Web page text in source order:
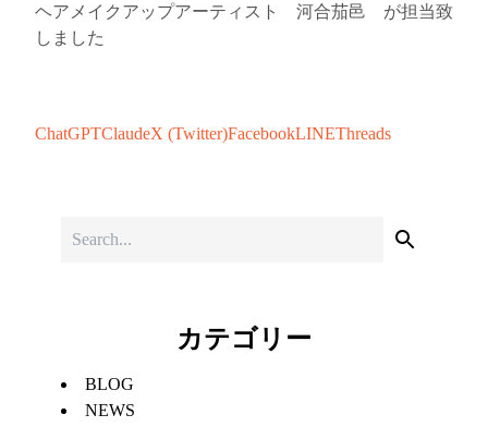
ヘアメイクアップアーティスト 河合茄邑 が担当致
しました
ChatGPTClaudeX (Twitter)FacebookLINEThreads
カテゴリー
BLOG
NEWS